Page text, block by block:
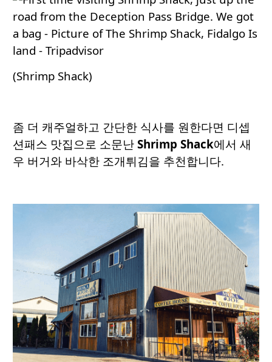
(Shrimp Shack)
좀 더 캐주얼하고 간단한 식사를 원한다면 디셉
션패스 맛집으로 소문난 Shrimp Shack에서 새
우 버거와 바삭한 조개튀김을 추천합니다.